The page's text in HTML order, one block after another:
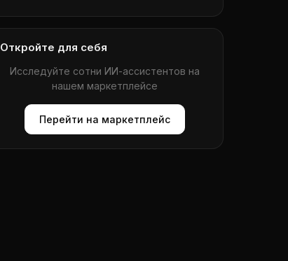
Откройте для себя
Исследуйте сотни ИИ-ассистентов на
нашем маркетплейсе
Перейти на маркетплейс